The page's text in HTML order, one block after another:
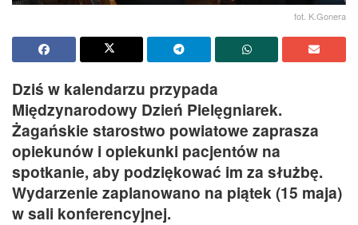
fot. K.Gonera
Dziś w kalendarzu przypada
Międzynarodowy Dzień Pielęgniarek.
Żagańskie starostwo powiatowe zaprasza
opiekunów i opiekunki pacjentów na
spotkanie, aby podziękować im za służbę.
Wydarzenie zaplanowano na piątek (15 maja)
w sali konferencyjnej.